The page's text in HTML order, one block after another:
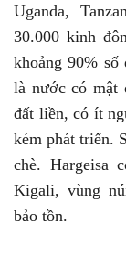
Uganda,
30.000 kinh
khoảng 90% số
là nước có mật
đất liền, có ít
kém phát triển.
chè. Hargeisa
Kigali, vùng
bảo tồn.